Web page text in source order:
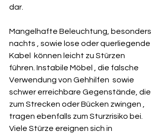
dar.
Mangelhafte Beleuchtung, besonders
nachts , sowie lose oder querliegende
Kabel  können leicht zu Stürzen
führen. Instabile Möbel , die falsche
Verwendung von Gehhilfen  sowie
schwer erreichbare Gegenstände, die
zum Strecken oder Bücken zwingen ,
tragen ebenfalls zum Sturzrisiko bei.
Viele Stürze ereignen sich in